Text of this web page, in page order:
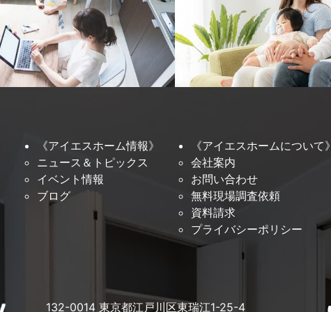
《アイエスホーム情報》
ニュース＆トピックス
イベント情報
ブログ
《アイエスホームについて
会社案内
お問い合わせ
無料現場調査依頼
資料請求
プライバシーポリシー
132-0014 東京都江戸川区東瑞江1-25-4